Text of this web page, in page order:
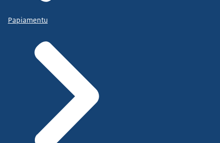
Papiamentu